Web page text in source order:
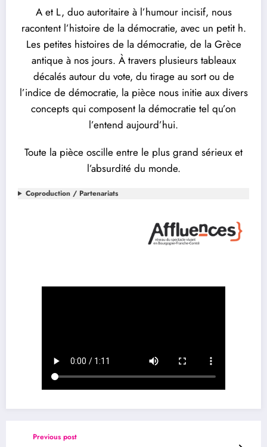
A et L, duo autoritaire à l’humour incisif, nous
racontent l’histoire de la démocratie, avec un petit h.
Les petites histoires de la démocratie, de la Grèce
antique à nos jours. À travers plusieurs tableaux
décalés autour du vote, du tirage au sort ou de
l’indice de démocratie, la pièce nous initie aux divers
concepts qui composent la démocratie tel qu’on
l’entend aujourd’hui.
Toute la pièce oscille entre le plus grand sérieux et
l’absurdité du monde.
Coproduction / Partenariats
Previous post